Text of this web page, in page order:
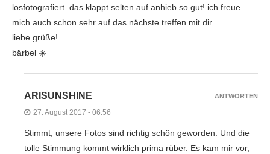
losfotografiert. das klappt selten auf anhieb so gut! ich freue
mich auch schon sehr auf das nächste treffen mit dir.
liebe grüße!
bärbel ☀️
ARISUNSHINE
27. August 2017 - 06:56
Stimmt, unsere Fotos sind richtig schön geworden. Und die
tolle Stimmung kommt wirklich prima rüber. Es kam mir vor,
ANTWORTEN